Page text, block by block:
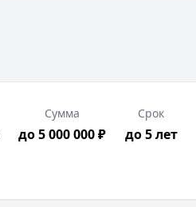
Сумма
до 5 000 000 ₽
Срок
до 5 лет